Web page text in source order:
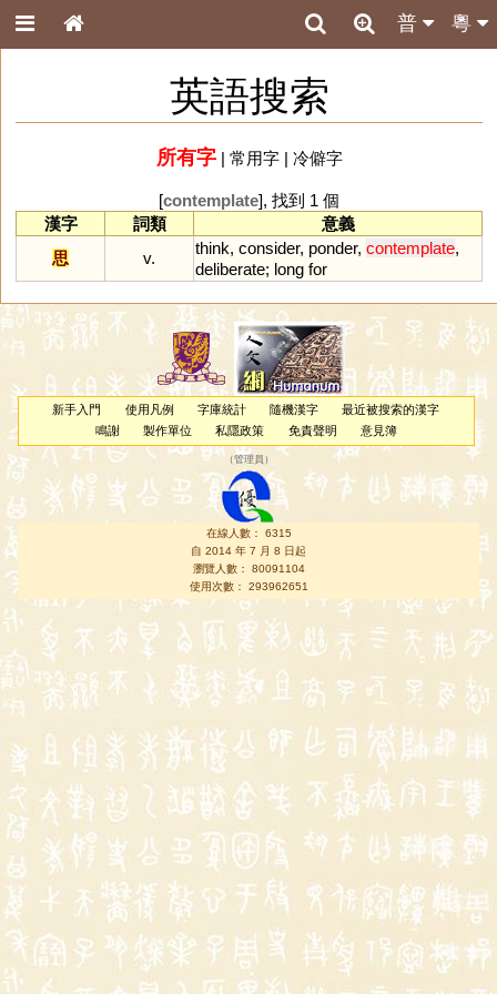
粵
普
英語搜索
所有字| 常用字| 冷僻字
[contemplate], 找到 1 個
漢字
詞類
意義
思
v.
think, consider, ponder, contemplate,
deliberate; long for
新手入門 使用凡例 字庫統計 隨機漢字
最近被搜索的漢字
鳴謝
製作單位 私隱政策 免責聲明 意見簿
（管理員 ）
在線人數： 6315
自 2014 年 7 月 8 日起
瀏覽人數： 80091104
使用次數： 293962651